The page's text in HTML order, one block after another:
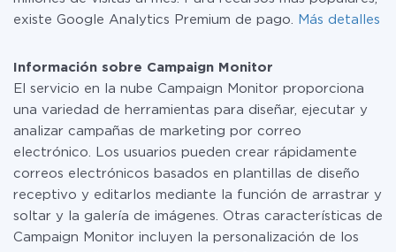
existe Google Analytics Premium de pago.
Más detalles
Información sobre Campaign Monitor
El servicio en la nube Campaign Monitor proporciona
una variedad de herramientas para diseñar, ejecutar y
analizar campañas de marketing por correo
electrónico. Los usuarios pueden crear rápidamente
correos electrónicos basados en plantillas de diseño
receptivo y editarlos mediante la función de arrastrar y
soltar y la galería de imágenes. Otras características de
Campaign Monitor incluyen la personalización de los